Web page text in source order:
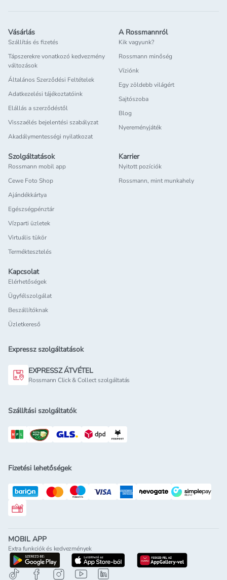
Vásárlás
Szállítás és fizetés
Tápszerekre vonatkozó kedvezmény
változások
Általános Szerződési Feltételek
Adatkezelési tájékoztatóink
Elállás a szerződéstől
Visszaélés bejelentési szabályzat
Akadálymentességi nyilatkozat
A Rossmannról
Kik vagyunk?
Rossmann minőség
Víziónk
Egy zöldebb világért
Sajtószoba
Blog
Nyereményjáték
Szolgáltatások
Rossmann mobil app
Cewe Foto Shop
Ajándékkártya
Egészségpénztár
Vízparti üzletek
Virtuális tükör
Terméktesztelés
Karrier
Nyitott pozíciók
Rossmann, mint munkahely
Kapcsolat
Elérhetőségek
Ügyfélszolgálat
Beszállítóknak
Üzletkereső
Expressz szolgáltatások
EXPRESSZ ÁTVÉTEL
Rossmann Click & Collect szolgáltatás
Szállítási szolgáltatók
Fizetési lehetőségek
Rossmann ajándékkártya
MOBIL APP
Extra funkciók és kedvezmények
letöltés a google-play-rölletöltés az app-store-ból
letöltés